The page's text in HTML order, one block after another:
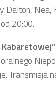
Dalton,
20:00.
Transmisja